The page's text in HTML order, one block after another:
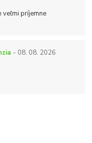
veľmi príjemne
- 08. 08. 2026